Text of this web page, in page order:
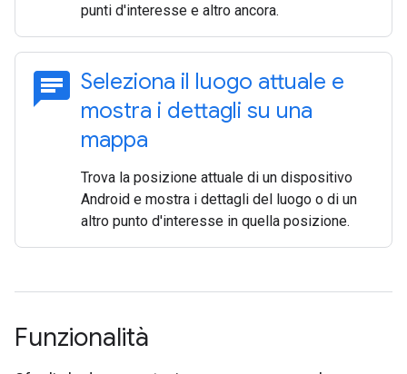
punti d'interesse e altro ancora.
chat Seleziona il luogo attuale e
mostra i dettagli su una
mappa
Trova la posizione attuale di un dispositivo
Android e mostra i dettagli del luogo o di un
altro punto d'interesse in quella posizione.
Funzionalità